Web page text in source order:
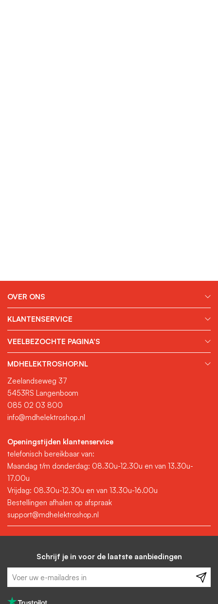
OVER ONS
KLANTENSERVICE
VEELBEZOCHTE PAGINA'S
MDHELEKTROSHOP.NL
Zeelandseweg 37
5453RS Langenboom
085 02 03 800
info@mdhelektroshop.nl
Openingstijden klantenservice
telefonisch bereikbaar van:
Maandag t/m donderdag: 08.30u-12.30u en van 13.30u-
17.00u
Vrijdag: 08.30u-12.30u en van 13.30u-16.00u
Bestellingen afhalen op afspraak
support@mdhelektroshop.nl
Schrijf je in voor de laatste aanbiedingen